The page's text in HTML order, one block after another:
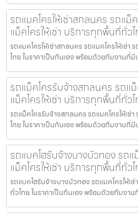
รถแมคโครให้เช่าสกลนคร รถแม็
แม็คโครให้เช่า บริการทุกพื้นที่ทั่ว
รถแมคโครให้เช่าสกลนคร รถแมคโครให้เช่า
ไทย ในราคาเป็นกันเอง พร้อมด้วยทีมงานที่
รถแม็คโครรับจ้างสกลนคร รถแ
แม็คโครให้เช่า บริการทุกพื้นที่ทั่ว
รถแม็คโครรับจ้างสกลนคร รถแมคโครให้เช่
ไทย ในราคาเป็นกันเอง พร้อมด้วยทีมงานที่
รถแบคโฮรับจ้างบางบัวทอง รถแ
แม็คโครให้เช่า บริการทุกพื้นที่ทั่ว
รถแบคโฮรับจ้างบางบัวทอง รถแมคโครให้เ
ทั่วไทย ในราคาเป็นกันเอง พร้อมด้วยทีมงา